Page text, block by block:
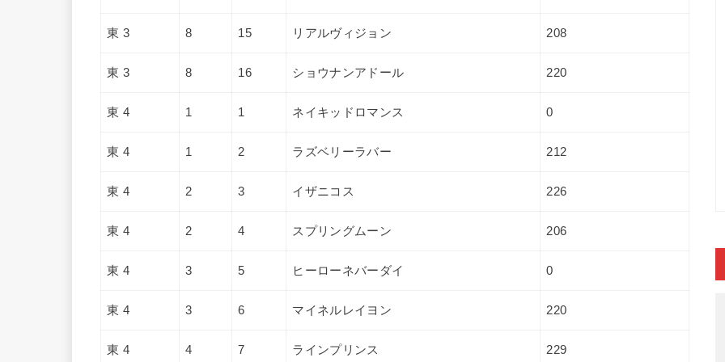
東 3 8 15 リアルヴィジョン 208
東 3 8 16 ショウナンアドール 220
東 4 1 1 ネイキッドロマンス 0
東 4 1 2 ラズベリーラバー 212
東 4 2 3 イザニコス 226
東 4 2 4 スプリングムーン 206
東 4 3 5 ヒーローネバーダイ 0
東 4 3 6 マイネルレイヨン 220
東 4 4 7 ラインプリンス 229